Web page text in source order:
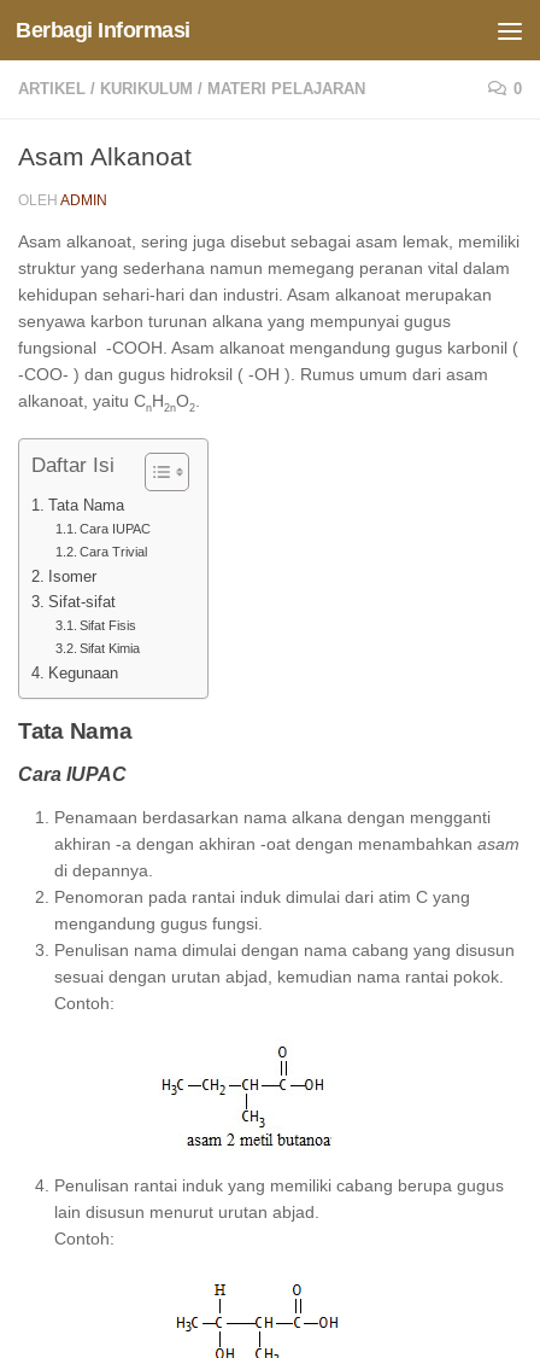
Skip to content
Berbagi Informasi
ARTIKEL / KURIKULUM / MATERI PELAJARAN 0
Asam Alkanoat
OLEH ADMIN
Asam alkanoat, sering juga disebut sebagai asam lemak, memiliki
struktur yang sederhana namun memegang peranan vital dalam
kehidupan sehari-hari dan industri. Asam alkanoat merupakan
senyawa karbon turunan alkana yang mempunyai gugus
fungsional -COOH. Asam alkanoat mengandung gugus karbonil (
-COO- ) dan gugus hidroksil ( -OH ). Rumus umum dari asam
alkanoat, yaitu CnH2nO2.
Daftar Isi
Tata Nama
Cara IUPAC
Cara Trivial
Isomer
Sifat-sifat
Sifat Fisis
Sifat Kimia
Kegunaan
Tata Nama
Cara IUPAC
Penamaan berdasarkan nama alkana dengan mengganti
akhiran -a dengan akhiran -oat dengan menambahkan asam
di depannya.
Penomoran pada rantai induk dimulai dari atim C yang
mengandung gugus fungsi.
Penulisan nama dimulai dengan nama cabang yang disusun
sesuai dengan urutan abjad, kemudian nama rantai pokok.
Contoh:
Penulisan rantai induk yang memiliki cabang berupa gugus
lain disusun menurut urutan abjad.
Contoh: